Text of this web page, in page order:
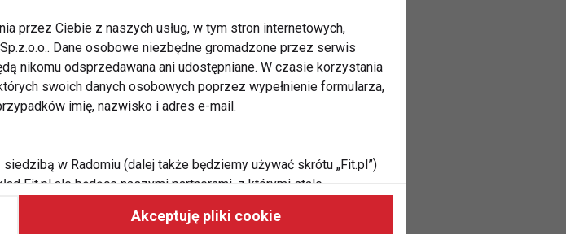
kulturą i klimatem.
z atrakcji, które czekają
z wielu klimatycznych
szczyt Karkonoszy, to
Wodospad
atrakcje.
przez Ciebie z naszych usług, w tym stron internetowych,
Dane osobowe niezbędne gromadzone przez serwis
nikomu odsprzedawana ani udostępniane. W czasie korzystania
swoich danych osobowych poprzez wypełnienie formularza,
imię, nazwisko i adres e-mail.
w Radomiu (dalej także będziemy używać skrótu „Fit.pl”)
Fit.pl ale będące naszymi partnerami, z którymi stale
Akceptuję pliki cookie